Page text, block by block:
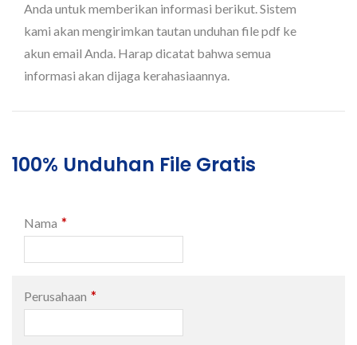
Anda untuk memberikan informasi berikut. Sistem
kami akan mengirimkan tautan unduhan file pdf ke
akun email Anda. Harap dicatat bahwa semua
informasi akan dijaga kerahasiaannya.
100% Unduhan File Gratis
Nama *
Perusahaan *